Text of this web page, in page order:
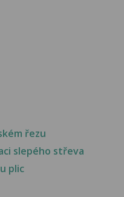
řezu
slepého střeva
plic